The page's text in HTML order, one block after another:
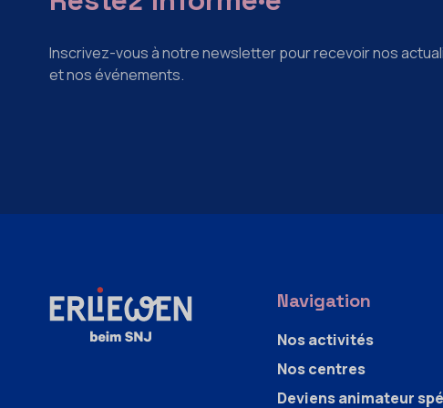
Inscrivez-vous à notre newsletter pour recevoir nos
et nos événements.
Navigation
Nos activités
Nos centres
Deviens animateur